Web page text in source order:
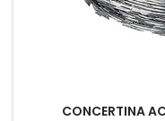
CONCERTINA